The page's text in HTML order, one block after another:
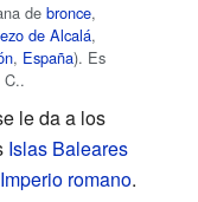
de bronce,
de Alcalá,
, España). Es
C..
le da a los
Islas Baleares
Imperio romano.